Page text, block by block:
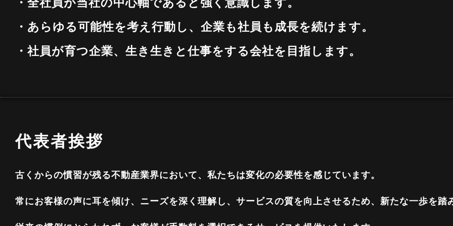
・あらゆる可能性を考え行動し、企業も社員も成長を続けます。
・社員が育つ企業、生き生きと仕事をする会社を目指します。
代表者挨拶
古くからの慣習が残る不動産業界において、私たちは変化の必要性を感じています。
常にお客様の声に耳を傾け、ニーズを深く理解し、サービスの質を向上させるため、新たな一歩を踏